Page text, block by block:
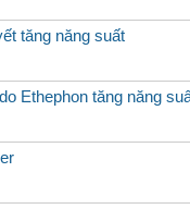
tăng năng suất
Ethephon tăng năng